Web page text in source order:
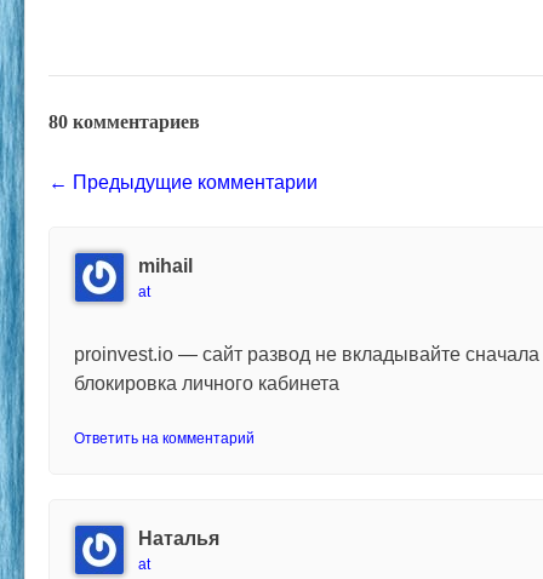
80 комментариев
Comment navigation
← Предыдущие комментарии
mihail
at
proinvest.io — сайт развод не вкладывайте сначала
блокировка личного кабинета
Ответить на комментарий
Наталья
at